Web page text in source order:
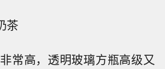
茶
常高，透明玻璃方瓶高级又